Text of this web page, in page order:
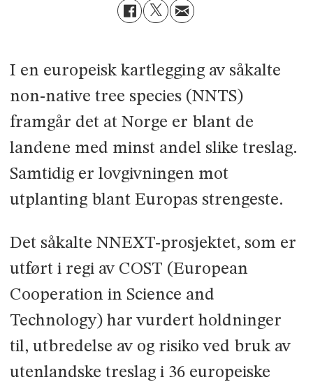
I en europeisk kartlegging av såkalte
non-native tree species (NNTS)
framgår det at Norge er blant de
landene med minst andel slike treslag.
Samtidig er lovgivningen mot
utplanting blant Europas strengeste.
Det såkalte NNEXT-prosjektet, som er
utført i regi av COST (European
Cooperation in Science and
Technology) har vurdert holdninger
til, utbredelse av og risiko ved bruk av
utenlandske treslag i 36 europeiske